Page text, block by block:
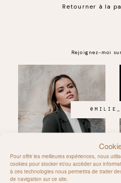
Pour offrir les meilleures expériences, nous
cookies pour stocker et/ou accéder aux
à ces technologies nous permettra de traiter
de navigation sur ce site.
Retourner à la
Rejoignez-moi